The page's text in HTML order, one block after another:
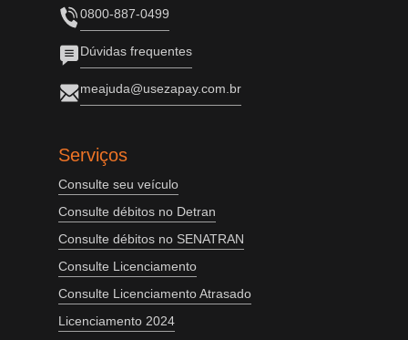
0800-887-0499
Dúvidas frequentes
meajuda@usezapay.com.br
Serviços
Consulte seu veículo
Consulte débitos no Detran
Consulte débitos no SENATRAN
Consulte Licenciamento
Consulte Licenciamento Atrasado
Licenciamento 2024